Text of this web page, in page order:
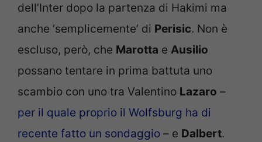
dell’Inter dopo la partenza di Hakimi ma
anche ‘semplicemente’ di Perisic. Non è
escluso, però, che Marotta e Ausilio
possano tentare in prima battuta uno
scambio con uno tra Valentino Lazaro –
per il quale proprio il Wolfsburg ha di
recente fatto un sondaggio – e Dalbert.